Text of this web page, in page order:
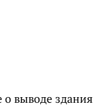
выводе здания